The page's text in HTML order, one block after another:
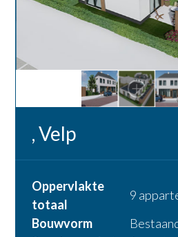
, Velp
Oppervlakte
totaal
9
Bouwvorm